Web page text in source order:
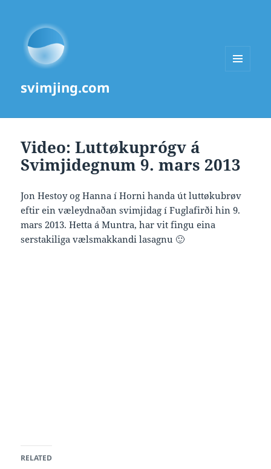
svimjing.com
Video: Luttøkuprógv á
Svimjidegnum 9. mars 2013
Jon Hestoy og Hanna í Horni handa út luttøkubrøv
eftir ein væleydnaðan svimjidag í Fuglafirði hin 9.
mars 2013. Hetta á Muntra, har vit fingu eina
serstakiliga vælsmakkandi lasagnu 🙂
RELATED